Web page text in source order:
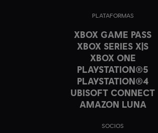
PLATAFORMAS
XBOX GAME PASS
XBOX SERIES X|S
XBOX ONE
PLAYSTATION®5
PLAYSTATION®4
UBISOFT CONNECT
AMAZON LUNA
SOCIOS